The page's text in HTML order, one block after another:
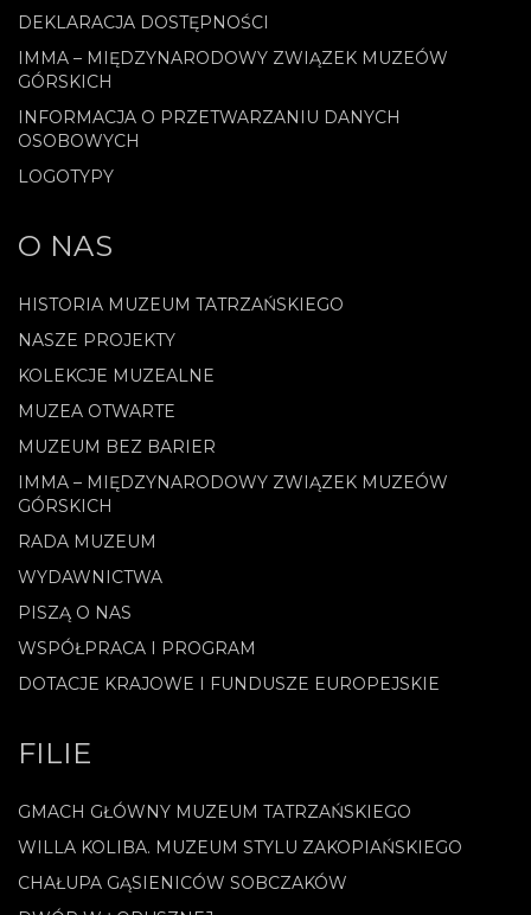
DEKLARACJA DOSTĘPNOŚCI
IMMA – MIĘDZYNARODOWY ZWIĄZEK MUZEÓW
GÓRSKICH
INFORMACJA O PRZETWARZANIU DANYCH
OSOBOWYCH
LOGOTYPY
O NAS
HISTORIA MUZEUM TATRZAŃSKIEGO
NASZE PROJEKTY
KOLEKCJE MUZEALNE
MUZEA OTWARTE
MUZEUM BEZ BARIER
IMMA – MIĘDZYNARODOWY ZWIĄZEK MUZEÓW
GÓRSKICH
RADA MUZEUM
WYDAWNICTWA
PISZĄ O NAS
WSPÓŁPRACA I PROGRAM
DOTACJE KRAJOWE I FUNDUSZE EUROPEJSKIE
FILIE
GMACH GŁÓWNY MUZEUM TATRZAŃSKIEGO
WILLA KOLIBA. MUZEUM STYLU ZAKOPIAŃSKIEGO
CHAŁUPA GĄSIENICÓW SOBCZAKÓW